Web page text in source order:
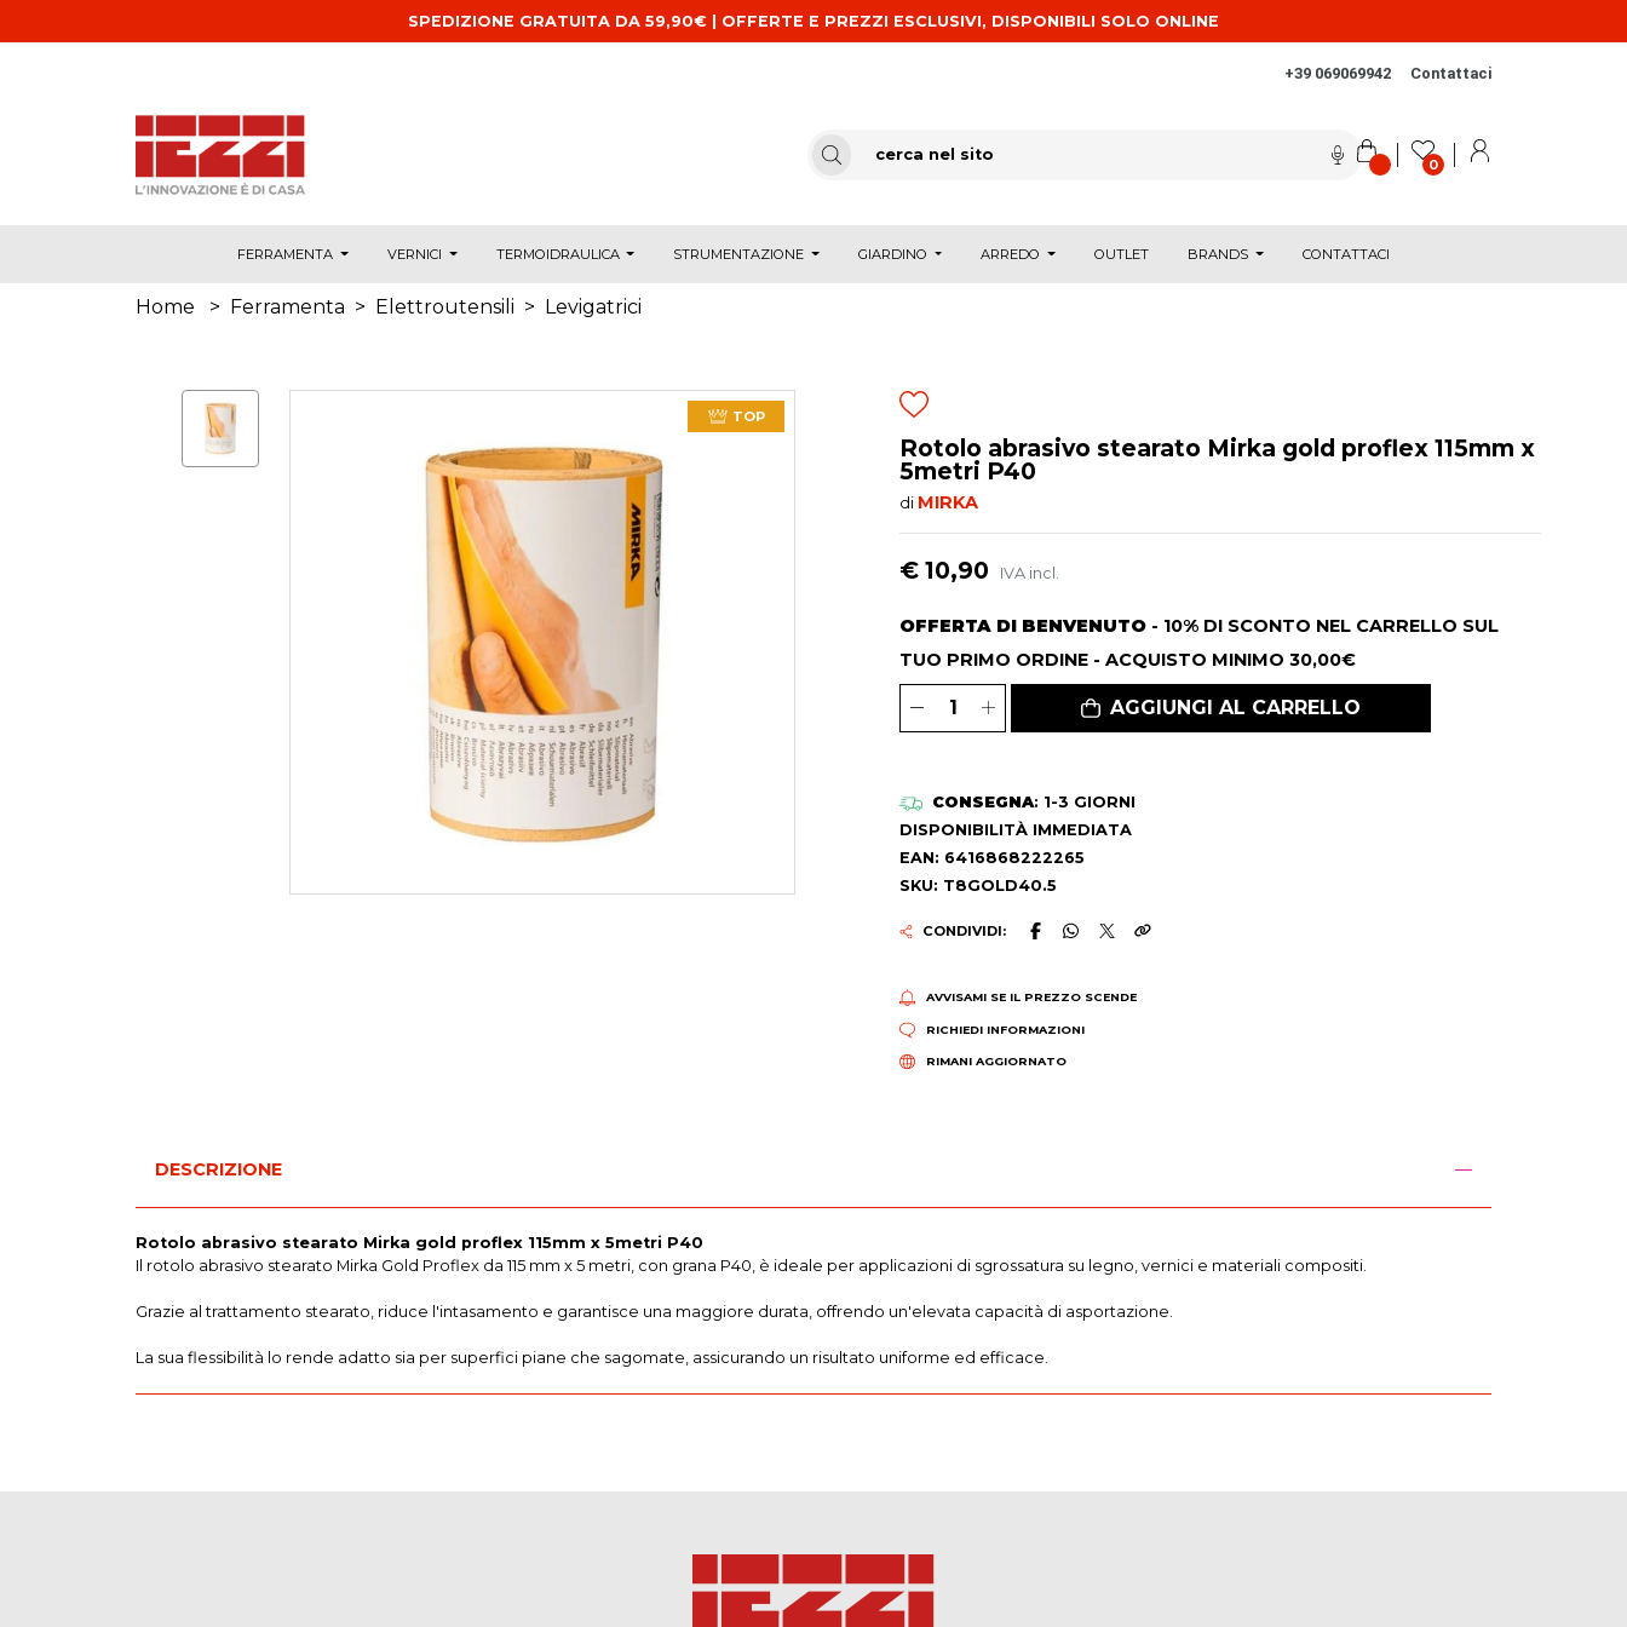
SPEDIZIONE GRATUITA DA 59,90€ | OFFERTE E PREZZI ESCLUSIVI, DISPONIBILI SOLO ONLINE
+39 069069942 Contattaci
0
FERRAMENTA VERNICI TERMOIDRAULICA STRUMENTAZIONE GIARDINO ARREDO OUTLET BRANDS CONTATTACI
Home > Ferramenta > Elettroutensili > Levigatrici
TOP
Rotolo abrasivo stearato Mirka gold proflex 115mm x
5metri P40
di MIRKA
€ 10,90 IVA incl.
OFFERTA DI BENVENUTO - 10% DI SCONTO NEL CARRELLO SUL
TUO PRIMO ORDINE - ACQUISTO MINIMO 30,00€
AGGIUNGI AL CARRELLO
CONSEGNA: 1-3 GIORNI
DISPONIBILITÀ IMMEDIATA
EAN: 6416868222265
SKU: T8GOLD40.5
CONDIVIDI:
AVVISAMI SE IL PREZZO SCENDE
RICHIEDI INFORMAZIONI
RIMANI AGGIORNATO
DESCRIZIONE
Rotolo abrasivo stearato Mirka gold proflex 115mm x 5metri P40
Il rotolo abrasivo stearato Mirka Gold Proflex da 115 mm x 5 metri, con grana P40, è ideale per applicazioni di sgrossatura su legno, vernici e materiali compositi.
Grazie al trattamento stearato, riduce l'intasamento e garantisce una maggiore durata, offrendo un'elevata capacità di asportazione.
La sua flessibilità lo rende adatto sia per superfici piane che sagomate, assicurando un risultato uniforme ed efficace.